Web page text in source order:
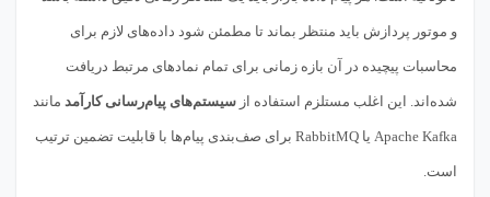
و موتور پردازش باید منتظر بماند تا مطمئن شود داده‌های لازم برای
محاسبات پیچیده در آن بازه زمانی برای تمام نمادهای مرتبط دریافت
شده‌اند. این اغلب مستلزم استفاده از سیستم‌های پیام‌رسانی کارآمد مانند
Apache Kafka یا RabbitMQ برای صف‌بندی پیام‌ها با قابلیت تضمین ترتیب
است.